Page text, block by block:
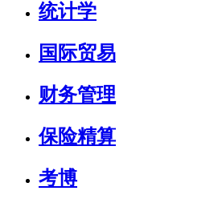
统计学
国际贸易
财务管理
保险精算
考博